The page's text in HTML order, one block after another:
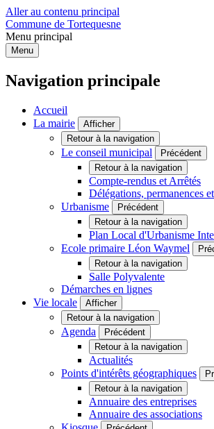
Aller au contenu principal
Commune de Tortequesne
Menu principal
Menu
Navigation principale
Accueil
La mairie
Afficher
Retour à la navigation
Le conseil municipal
Précédent
Retour à la navigation
Compte-rendus et Arrêtés
Délégations, permanences
Urbanisme
Précédent
Retour à la navigation
Plan Local d'Urbanisme
Ecole primaire Léon Waymel
Retour à la navigation
Salle Polyvalente
Démarches en lignes
Vie locale
Afficher
Retour à la navigation
Agenda
Précédent
Retour à la navigation
Actualités
Points d'intérêts géographiques
Retour à la navigation
Annuaire des entreprises
Annuaire des associations